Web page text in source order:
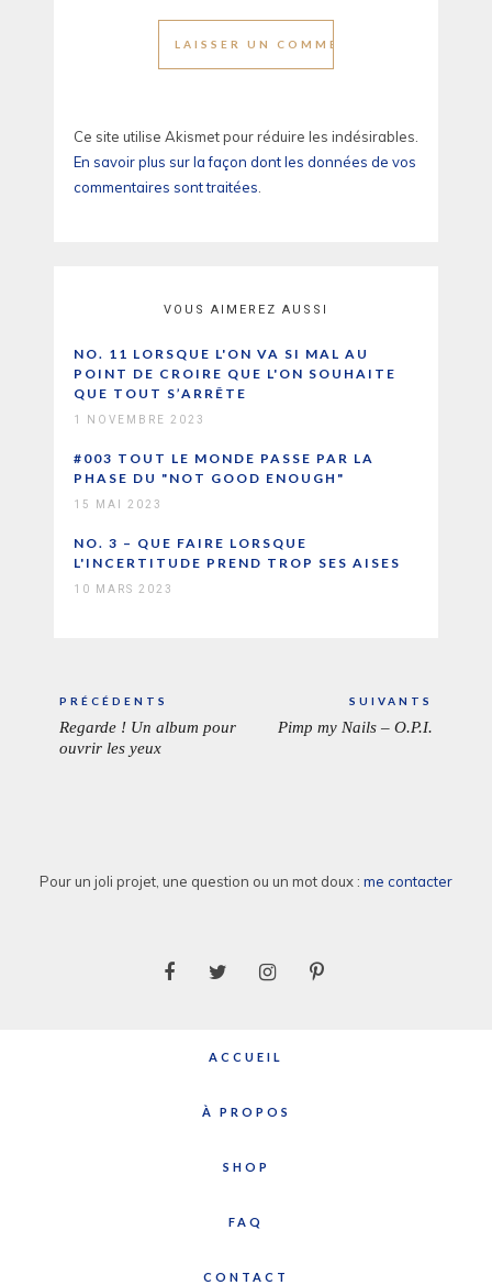
Ce site utilise Akismet pour réduire les indésirables.
En savoir plus sur la façon dont les données de vos
commentaires sont traitées.
VOUS AIMEREZ AUSSI
NO. 11 LORSQUE L'ON VA SI MAL AU
POINT DE CROIRE QUE L'ON SOUHAITE
QUE TOUT S’ARRÊTE
1 NOVEMBRE 2023
#003 TOUT LE MONDE PASSE PAR LA
PHASE DU "NOT GOOD ENOUGH"
15 MAI 2023
NO. 3 – QUE FAIRE LORSQUE
L'INCERTITUDE PREND TROP SES AISES
10 MARS 2023
Navigation
de
l’article
PRÉCÉDENTS
ARTICLE
Regarde ! Un album pour
ouvrir les yeux
SUIVANTS
Pimp my Nails – O.P.I.
Pour un joli projet, une question ou un mot doux : me contacter
ACCUEIL
À PROPOS
SHOP
FAQ
CONTACT